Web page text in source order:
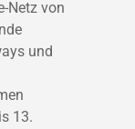
Netz von
und
13.